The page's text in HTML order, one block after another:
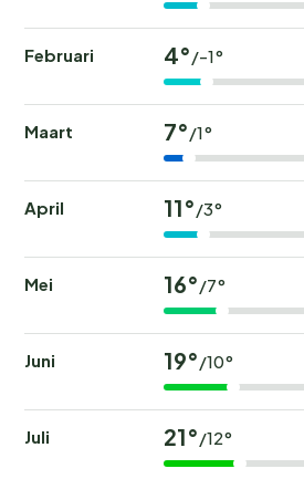
Februari 4° /-1°
Maart 7° /1°
April 11° /3°
Mei 16° /7°
Juni 19° /10°
Juli 21° /12°